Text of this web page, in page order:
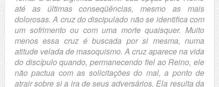
até as últimas conseqüências, mesmo as mais
dolorosas. A cruz do discipulado não se identifica com
um sofrimento ou com uma morte quaisquer. Muito
menos essa cruz é buscada por si mesma, numa
atitude velada de masoquismo. A cruz aparece na vida
do discípulo quando, permanecendo fiel ao Reino, ele
não pactua com as solicitações do mal, a ponto de
atrair sobre si a ira de seus adversários. Ela resulta da